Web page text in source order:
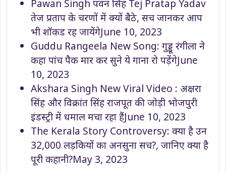
Pawan Singh पवन सिंह Tej Pratap Yadav
तेज प्रताप के चरणों में क्यों बैठे, सच जानकर आप
भी शॉकड रह जायेंगेJune 10, 2023
Guddu Rangeela New Song: गुड्डू रंगीला ने
कहा पांच पैक मार कर सुने ये गाना रो पड़ेंगेJune
10, 2023
Akshara Singh New Viral Video : अक्षरा
सिंह और विक्रांत सिंह राजपूत की जोड़ी भोजपुरी
इंडस्ट्री में धमाल मचा रहा हैंJune 10, 2023
The Kerala Story Controversy: क्या है उन
32,000 लड़कियों का अनसुना सच?, जानिए क्या है
पूरी कहानी?May 3, 2023